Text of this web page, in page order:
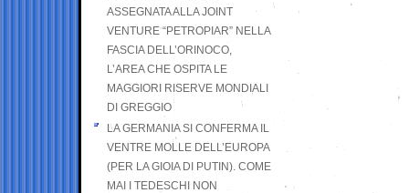
ASSEGNATA ALLA JOINT
VENTURE “PETROPIAR” NELLA
FASCIA DELL’ORINOCO,
L’AREA CHE OSPITA LE
MAGGIORI RISERVE MONDIALI
DI GREGGIO
LA GERMANIA SI CONFERMA IL
VENTRE MOLLE DELL’EUROPA
(PER LA GIOIA DI PUTIN). COME
MAI I TEDESCHI NON